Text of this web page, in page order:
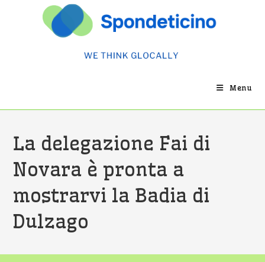
Menu
La delegazione Fai di
Novara è pronta a
mostrarvi la Badia di
Dulzago